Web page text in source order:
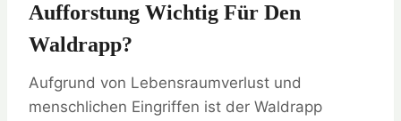
Aufforstung Wichtig Für Den
Waldrapp?
Aufgrund von Lebensraumverlust und
menschlichen Eingriffen ist der Waldrapp